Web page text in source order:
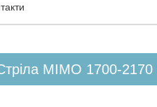
MIMO 1700-